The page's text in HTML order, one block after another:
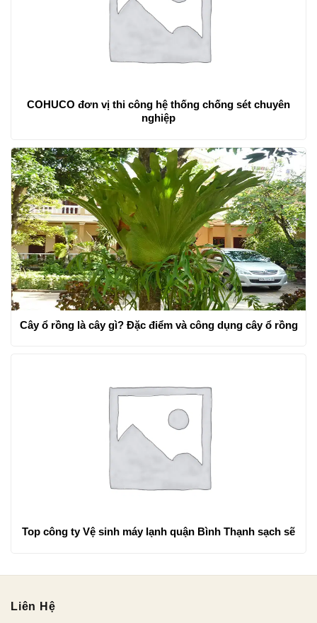
COHUCO đơn vị thi công hệ thống chống sét chuyên
nghiệp
Cây ổ rồng là cây gì? Đặc điểm và công dụng cây ổ rồng
Top công ty Vệ sinh máy lạnh quận Bình Thạnh sạch sẽ
Liên Hệ